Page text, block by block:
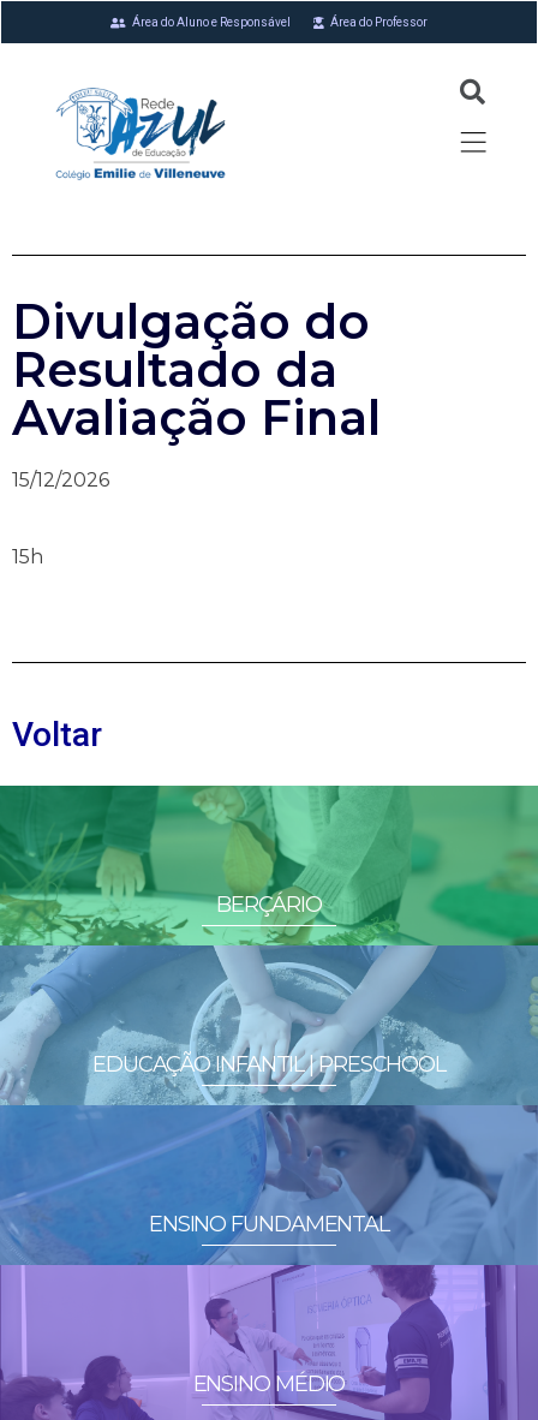
Área do Aluno e Responsável Área do Professor
Divulgação do
Resultado da
Avaliação Final
15/12/2026
15h
Voltar
BERÇÁRIO
EDUCAÇÃO INFANTIL | PRESCHOOL
ENSINO FUNDAMENTAL
ENSINO MÉDIO